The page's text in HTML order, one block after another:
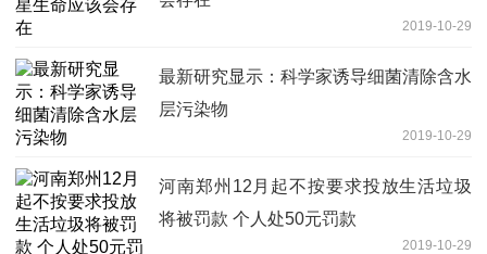
2019-10-29
最新研究显示：科学家诱导细菌清除含水
层污染物
2019-10-29
河南郑州12月起不按要求投放生活垃圾
将被罚款 个人处50元罚款
2019-10-29